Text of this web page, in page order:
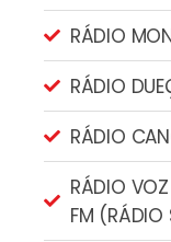
RÁDIO
RÁDIO
RÁDIO
RÁDIO
FM (RÁDIO